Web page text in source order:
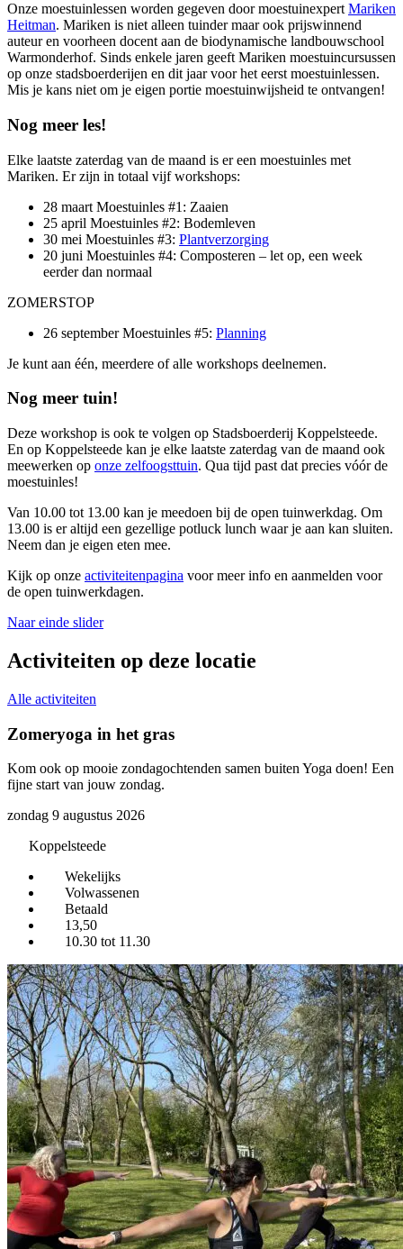
Onze moestuinlessen worden gegeven door moestuinexpert Mariken
Heitman. Mariken is niet alleen tuinder maar ook prijswinnend
auteur en voorheen docent aan de biodynamische landbouwschool
Warmonderhof. Sinds enkele jaren geeft Mariken moestuincursussen
op onze stadsboerderijen en dit jaar voor het eerst moestuinlessen.
Mis je kans niet om je eigen portie moestuinwijsheid te ontvangen!
Nog meer les!
Elke laatste zaterdag van de maand is er een moestuinles met
Mariken. Er zijn in totaal vijf workshops:
28 maart Moestuinles #1: Zaaien
25 april Moestuinles #2: Bodemleven
30 mei Moestuinles #3: Plantverzorging
20 juni Moestuinles #4: Composteren – let op, een week
eerder dan normaal
ZOMERSTOP
26 september Moestuinles #5: Planning
Je kunt aan één, meerdere of alle workshops deelnemen.
Nog meer tuin!
Deze workshop is ook te volgen op Stadsboerderij Koppelsteede.
En op Koppelsteede kan je elke laatste zaterdag van de maand ook
meewerken op onze zelfoogsttuin. Qua tijd past dat precies vóór de
moestuinles!
Van 10.00 tot 13.00 kan je meedoen bij de open tuinwerkdag. Om
13.00 is er altijd een gezellige potluck lunch waar je aan kan sluiten.
Neem dan je eigen eten mee.
Kijk op onze activiteitenpagina voor meer info en aanmelden voor
de open tuinwerkdagen.
Naar einde slider
Activiteiten op deze locatie
Alle activiteiten
Zomeryoga in het gras
Kom ook op mooie zondagochtenden samen buiten Yoga doen! Een
fijne start van jouw zondag.
zondag 9 augustus 2026
Koppelsteede
Wekelijks
Volwassenen
Betaald
13,50
10.30 tot 11.30